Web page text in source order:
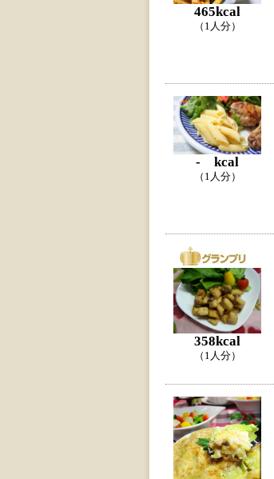
465kcal
（1人分）
- kcal
（1人分）
358kcal
（1人分）